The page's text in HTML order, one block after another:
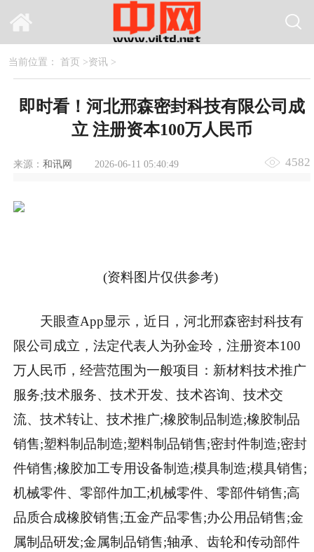
当前位置： 首页 >资讯>
即时看！河北邢森密封科技有限公司成
立 注册资本100万人民币
来源： 和讯网 2026-06-11 05:40:49 4582
(资料图片仅供参考)
天眼查App显示，近日，河北邢森密封科技有
限公司成立，法定代表人为孙金玲，注册资本100
万人民币，经营范围为一般项目：新材料技术推广
服务;技术服务、技术开发、技术咨询、技术交
流、技术转让、技术推广;橡胶制品制造;橡胶制品
销售;塑料制品制造;塑料制品销售;密封件制造;密封
件销售;橡胶加工专用设备制造;模具制造;模具销售;
机械零件、零部件加工;机械零件、零部件销售;高
品质合成橡胶销售;五金产品零售;办公用品销售;金
属制品研发;金属制品销售;轴承、齿轮和传动部件